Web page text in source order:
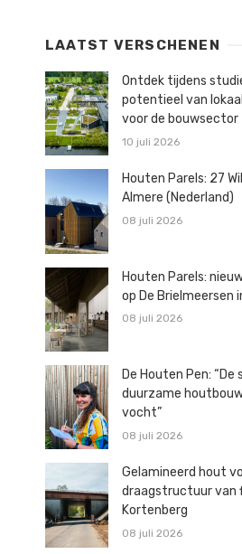
LAATST VERSCHENEN
Ontdek tijdens
potentieel van
voor de bouwsector
10 juli 2026
Houten Parels: 27
Almere (Nederland)
08 juli 2026
Houten Parels:
op De Brielmeersen
08 juli 2026
De Houten Pen:
duurzame
vocht”
08 juli 2026
Gelamineerd hout
draagstructuur van
Kortenberg
08 juli 2026